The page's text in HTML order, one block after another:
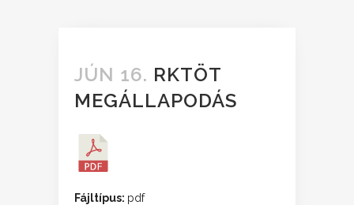
JÚN 16. RKTÖT
MEGÁLLAPODÁS
Fájltípus: pdf